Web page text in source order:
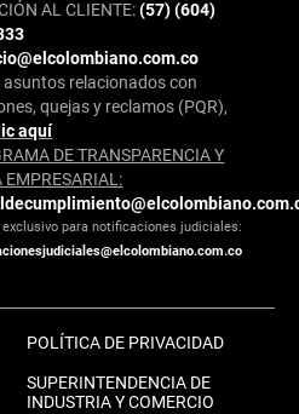
AL CLIENTE:(57) (604)
asuntos relacionados con
quejas y reclamos (PQR),
aquí
DE TRANSPARENCIA Y
EMPRESARIAL:
exclusivo para notificaciones judiciales:
POLÍTICA DE PRIVACIDAD
SUPERINTENDENCIA DE
INDUSTRIA Y COMERCIO